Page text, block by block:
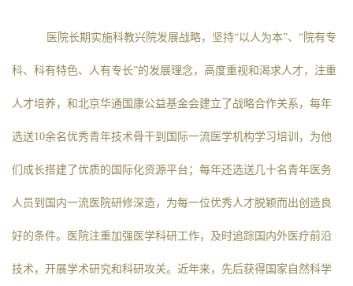
医院长期实施科教兴院发展战略，坚持“以人为本”、“院有专
科、科有特色、人有专长”的发展理念，高度重视和渴求人才，注重
人才培养，和北京华通国康公益基金会建立了战略合作关系，每年
选送10余名优秀青年技术骨干到国际一流医学机构学习培训，为他
们成长搭建了优质的国际化资源平台；每年还选送几十名青年医务
人员到国内一流医院研修深造，为每一位优秀人才脱颖而出创造良
好的条件。医院注重加强医学科研工作，及时追踪国内外医疗前沿
技术，开展学术研究和科研攻关。近年来，先后获得国家自然科学